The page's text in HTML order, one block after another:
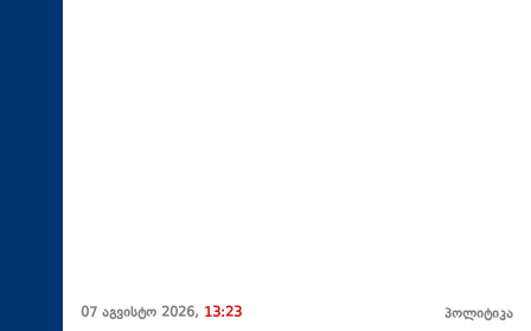
07 აგვისტო 2026, 13:23 პოლიტიკა